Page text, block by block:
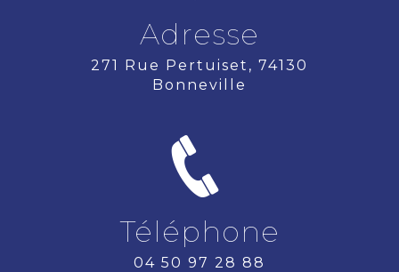
Adresse
271 Rue Pertuiset, 74130
Bonneville
Téléphone
04 50 97 28 88